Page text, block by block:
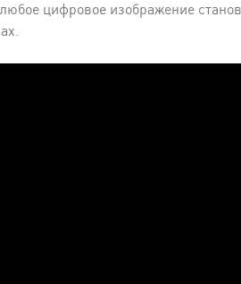
цифровое изображение